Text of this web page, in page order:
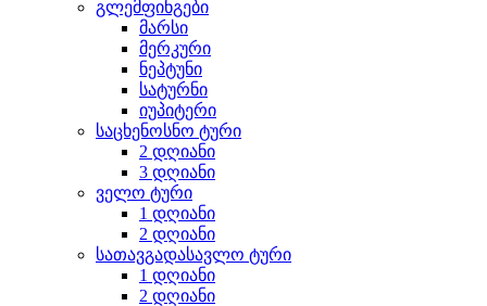
გლემფინგები
მარსი
მერკური
ნეპტუნი
სატურნი
იუპიტერი
საცხენოსნო ტური
2 დღიანი
3 დღიანი
ველო ტური
1 დღიანი
2 დღიანი
სათავგადასავლო ტური
1 დღიანი
2 დღიანი